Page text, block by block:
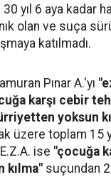
yıl 6 aya kadar
olan ve suça
katılmadı.
Pınar A.'yı
karşı cebir
yoksun
üzere toplam 15
ise "çocuğa
kılma" suçundan 2